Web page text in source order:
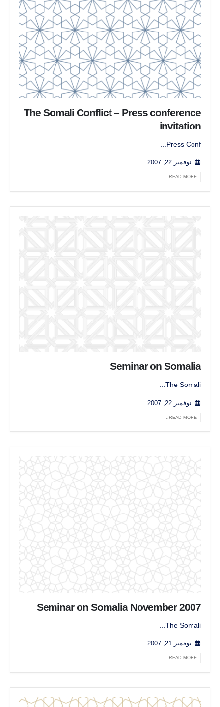
The Somali Conflict – Press conference
invitation
Press Conf...
نوفمبر 22, 2007
READ MORE...
Seminar on Somalia
The Somali...
نوفمبر 22, 2007
READ MORE...
Seminar on Somalia November 2007
The Somali...
نوفمبر 21, 2007
READ MORE...